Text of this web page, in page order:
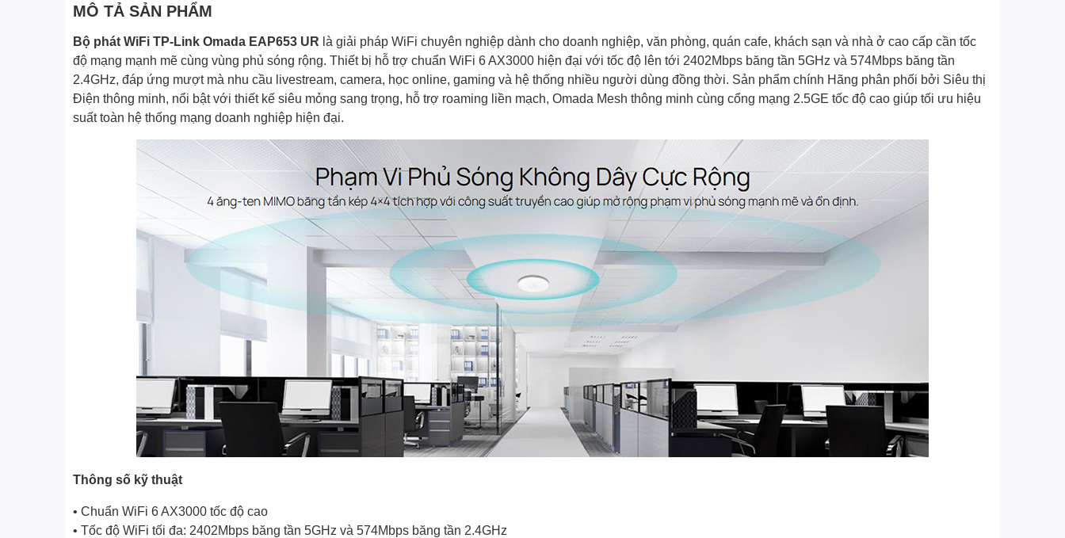
MÔ TẢ SẢN PHẨM
Bộ phát WiFi TP-Link Omada EAP653 UR là giải pháp WiFi chuyên nghiệp dành cho doanh nghiệp, văn phòng, quán cafe, khách sạn và nhà ở cao cấp cần tốc
độ mạng mạnh mẽ cùng vùng phủ sóng rộng. Thiết bị hỗ trợ chuẩn WiFi 6 AX3000 hiện đại với tốc độ lên tới 2402Mbps băng tần 5GHz và 574Mbps băng tần
2.4GHz, đáp ứng mượt mà nhu cầu livestream, camera, học online, gaming và hệ thống nhiều người dùng đồng thời. Sản phẩm chính Hãng phân phối bởi Siêu thị
Điện thông minh, nổi bật với thiết kế siêu mỏng sang trọng, hỗ trợ roaming liền mạch, Omada Mesh thông minh cùng cổng mạng 2.5GE tốc độ cao giúp tối ưu hiệu
suất toàn hệ thống mạng doanh nghiệp hiện đại.
Thông số kỹ thuật
• Chuẩn WiFi 6 AX3000 tốc độ cao
• Tốc độ WiFi tối đa: 2402Mbps băng tần 5GHz và 574Mbps băng tần 2.4GHz